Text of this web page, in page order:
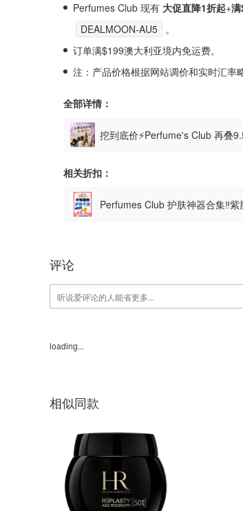
Perfumes Club 现有 大促直降1折起+
DEALMOON-AU5 。
订单满$199澳大利亚境内免运费。
注 ：产品价格根据网站调价和实时汇率
全部详情：
挖到底价⚡Perfume's Club 再叠
相关折扣：
Perfumes Club 护肤神器合集‼️
评论
loading...
相似同款